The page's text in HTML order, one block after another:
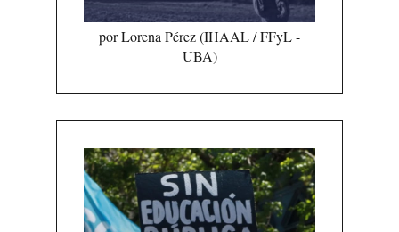
por Lorena Pérez (IHAAL / FFyL -
UBA)